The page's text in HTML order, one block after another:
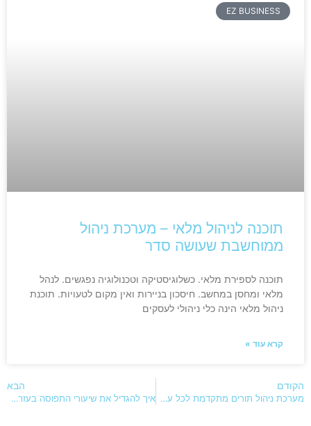
EZ BUSINESS
תוכנה לניהול מלאי – מערכת ניהול
ממוחשבת שעושה סדר
תוכנה לספירת מלאי. כשלוגיסטיקה וטכנולוגיה נפגשים. לנהל
מלאי ומחסן במחשב. חיסכון בניירות ואין מקום לטעויות. תוכנת
ניהול מלאי הינה כלי ניהולי לעסקים
קרא עוד »
הקודם
מערכת ניהול תורים מתקדמת לכל עסק
הבא
איך להגדיל את שיעורי התפוסה בעזרת אנליטיקה של תוכנת ניהול מלונות